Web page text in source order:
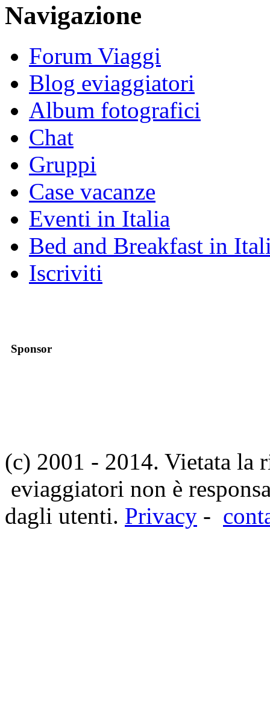
Navigazione
Forum Viaggi
Blog eviaggiatori
Album fotografici
Chat
Gruppi
Case vacanze
Eventi in Italia
Bed and Breakfast in
Iscriviti
Sponsor
(c) 2001 - 2014. Vietata la
eviaggiatori non è
dagli utenti. Privacy -